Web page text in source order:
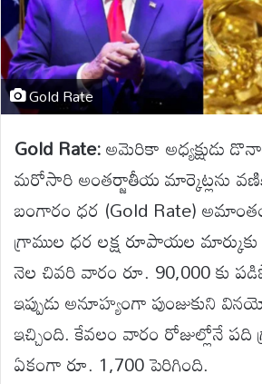
Gold Rate
Gold Rate:అమెరికా అధ్యక్షుడు
మరోసారి అంతర్జాతీయ మార్కెట్లను
బంగారం ధర (Gold Rate)
గ్రాముల ధర లక్ష రూపాయల
నెల చివరి వారం రూ. 90,000 కు
ఇప్పుడు అనూహ్యంగా పుంజుకుని
ఇచ్చింది. కేవలం వారం రోజుల్లోనే
ఏకంగా రూ. 1,700 పెరిగింది.